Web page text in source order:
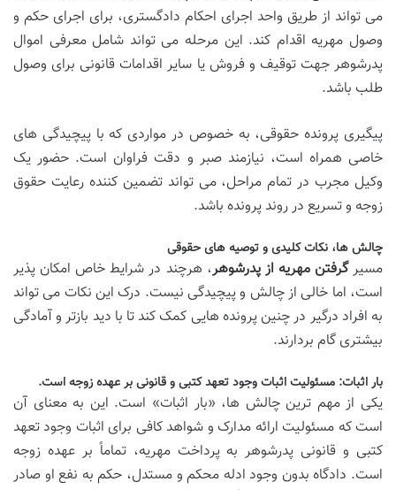
می تواند از طریق واحد اجرای احکام دادگستری، برای اجرای حکم و
وصول مهریه اقدام کند. این مرحله می تواند شامل معرفی اموال
پدرشوهر جهت توقیف و فروش یا سایر اقدامات قانونی برای وصول
طلب باشد.
پیگیری پرونده حقوقی، به خصوص در مواردی که با پیچیدگی های
خاصی همراه است، نیازمند صبر و دقت فراوان است. حضور یک
وکیل مجرب در تمام مراحل، می تواند تضمین کننده رعایت حقوق
زوجه و تسریع در روند پرونده باشد.
چالش ها، نکات کلیدی و توصیه های حقوقی
مسیرگرفتن مهریه از پدرشوهر، هرچند در شرایط خاص امکان پذیر
است، اما خالی از چالش و پیچیدگی نیست. درک این نکات می تواند
به افراد درگیر در چنین پرونده هایی کمک کند تا با دید بازتر و آمادگی
بیشتری گام بردارند.
بار اثبات: مسئولیت اثبات وجود تعهد کتبی و قانونی بر عهده زوجه است.
یکی از مهم ترین چالش ها، «بار اثبات» است. این به معنای آن
است که مسئولیت ارائه مدارک و شواهد کافی برای اثبات وجود تعهد
کتبی و قانونی پدرشوهر به پرداخت مهریه، تماماً بر عهده زوجه
است. دادگاه بدون وجود ادله محکم و مستدل، حکم به نفع او صادر